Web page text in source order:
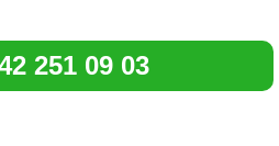
251 09 03